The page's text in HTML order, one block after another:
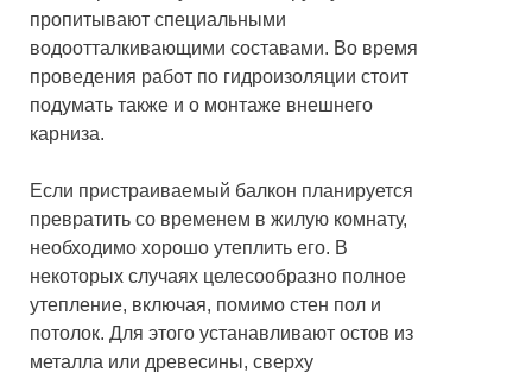
пропитывают специальными
водоотталкивающими составами. Во время
проведения работ по гидроизоляции стоит
подумать также и о монтаже внешнего
карниза.
Если пристраиваемый балкон планируется
превратить со временем в жилую комнату,
необходимо хорошо утеплить его. В
некоторых случаях целесообразно полное
утепление, включая, помимо стен пол и
потолок. Для этого устанавливают остов из
металла или древесины, сверху